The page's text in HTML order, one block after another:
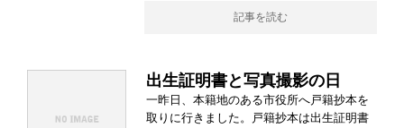
記事を読む
出生証明書と写真撮影の日
一昨日、本籍地のある市役所へ戸籍抄本を
取りに行きました。戸籍抄本は出生証明書